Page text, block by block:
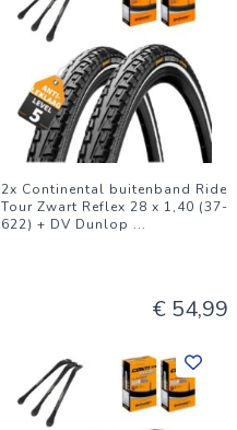
2x Continental buitenband Ride
Tour Zwart Reflex 28 x 1,40 (37-
622) + DV Dunlop ...
€ 54,99